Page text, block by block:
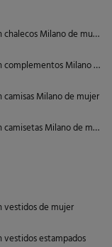
chalecos Milano de mujer
complementos Milano de
camisas Milano de mujer
Milano de mujer
vestidos de mujer
vestidos estampados